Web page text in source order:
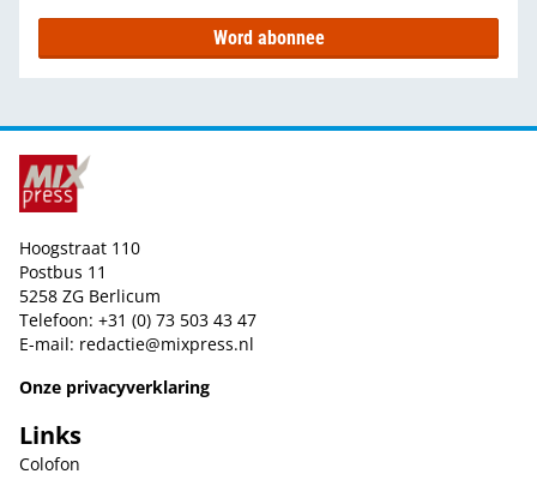
Word abonnee
Hoogstraat 110
Postbus 11
5258 ZG Berlicum
Telefoon: +31 (0) 73 503 43 47
E-mail: redactie@mixpress.nl
Onze privacyverklaring
Links
Colofon